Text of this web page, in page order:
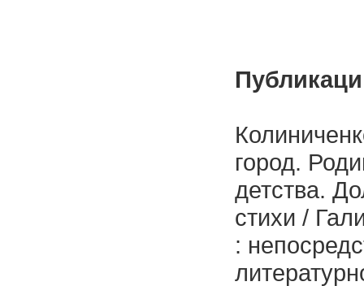
город.
детства.
стихи /
: